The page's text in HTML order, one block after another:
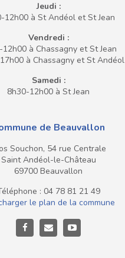
Jeudi :
12h00 à St Andéol et St Jean
Vendredi :
12h00 à Chassagny et St Jean
à Chassagny et St Andéol
Samedi :
8h30-12h00 à St Jean
de Beauvallon
Souchon, 54 rue Centrale
Saint Andéol-le-Château
69700 Beauvallon
: 04 78 81 21 49
le plan de la commune